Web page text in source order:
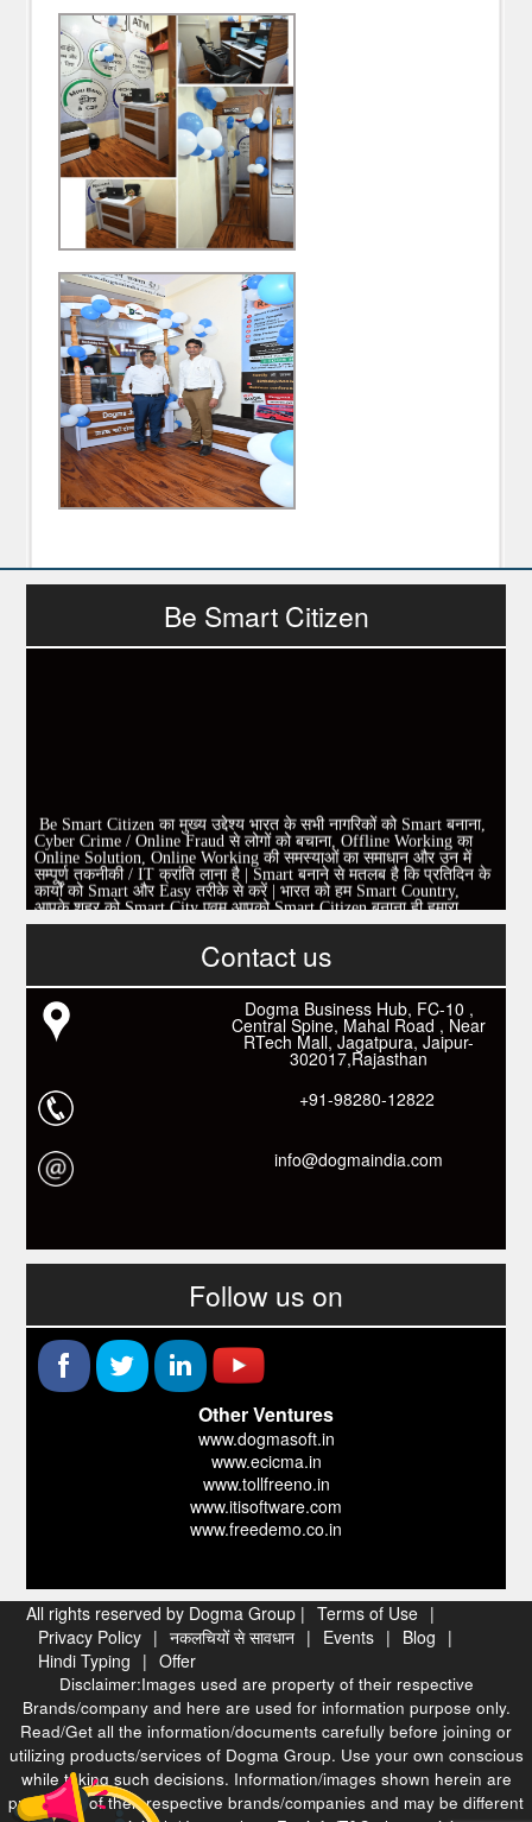
Be Smart Citizen
Cyber Crime / Online Fraud से लोगों को बचाना, Offline Working का
Online Solution, Online Working की समस्याओं का समाधान और उन में
सम्पूर्ण तकनीकी / IT क्रांति लाना है | Smart बनाने से मतलब है कि प्रतिदिन के
कार्यों को Smart और Easy तरीके से करें | भारत को हम Smart Country,
आपके शहर को Smart City एवम् आपको Smart Citizen बनाना ही हमारा
Mission है|
एवम् एक निवेदन |
www.fb.com/besmartcitizen
Be Smart Citizen App Download करें। जिस से आप के दैनिक जीवन में
काम आने वाले बहुत से कार्यों में समय ओर धन कि बहुत बचत होगी।
Link: -
यदि आप को इस App में कुछ भी जानकारी लेनी हो तो कम से कम एक बार
Download कारों ओर जानो Smart Work के तरीके।
Contact us
Dogma Business Hub, FC-10 ,
Central Spine, Mahal Road , Near
RTech Mall, Jagatpura, Jaipur-
302017,Rajasthan
+91-98280-12822
info@dogmaindia.com
Follow us on
Other Ventures
www.dogmasoft.in
www.ecicma.in
www.tollfreeno.in
www.itisoftware.com
www.freedemo.co.in
All rights reserved by Dogma Group | Terms of Use |
Privacy Policy | नकलचियों से सावधान | Events | Blog |
Hindi Typing | Offer
Disclaimer:Images used are property of their respective
Brands/company and here are used for information purpose only.
Read/Get all the information/documents carefully before joining or
utilizing products/services of Dogma Group. Use your own conscious
while taking such decisions. Information/images shown herein are
properties of their respective brands/companies and may be different